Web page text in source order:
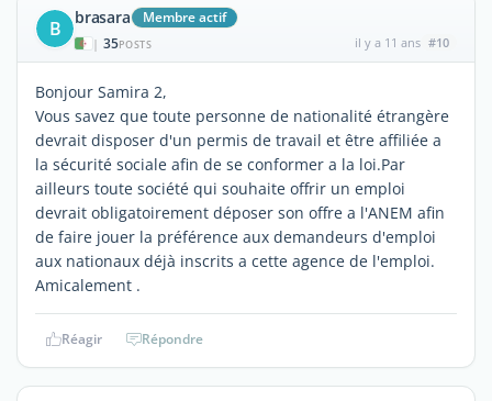
B brasara Membre actif
| 35POSTS il y a 11 ans #10
Bonjour Samira 2,
Vous savez que toute personne de nationalité étrangère
devrait disposer d'un permis de travail et être affiliée a
la sécurité sociale afin de se conformer a la loi.Par
ailleurs toute société qui souhaite offrir un emploi
devrait obligatoirement déposer son offre a l'ANEM afin
de faire jouer la préférence aux demandeurs d'emploi
aux nationaux déjà inscrits a cette agence de l'emploi.
Amicalement .
Réagir Répondre